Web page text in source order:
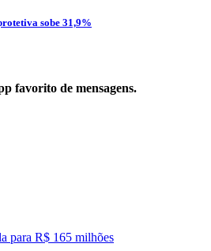
sobe 31,9%
favorito de mensagens.